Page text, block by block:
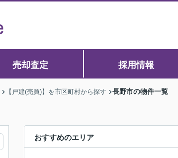
売却査定 採用情報
【戸建(売買)】を市区町村から探す 長野市の物件一覧
おすすめのエリア